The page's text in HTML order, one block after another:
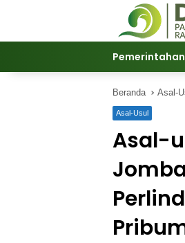
Pemerintahan
Beranda Asal-
Asal-Usul
Asal-